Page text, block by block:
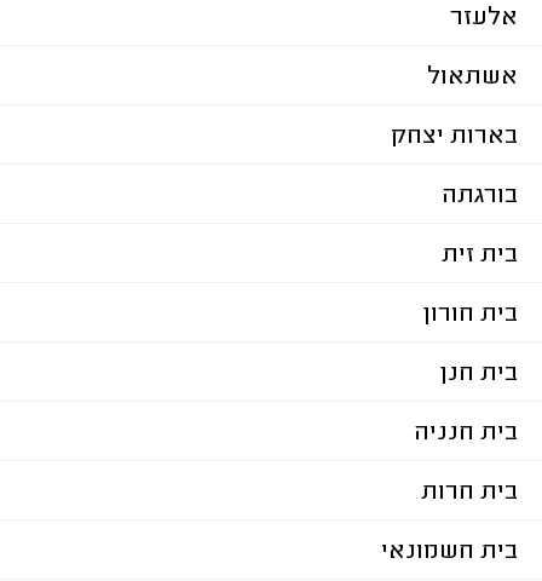
אלעזר
אשתאול
בארות יצחק
בורגתה
בית זית
בית חורון
בית חנן
בית חנניה
בית חרות
בית חשמונאי